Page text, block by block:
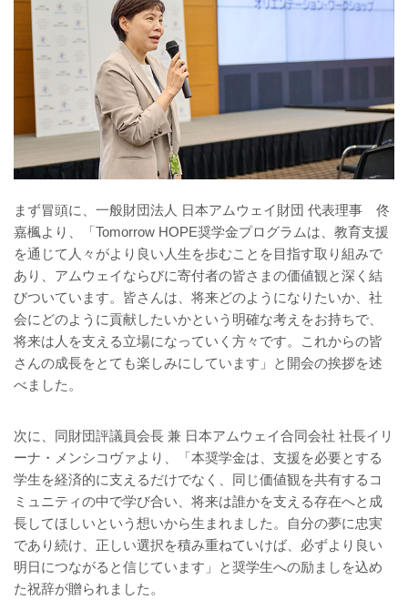
まず冒頭に、一般財団法人 日本アムウェイ財団 代表理事 佟
嘉楓より、「Tomorrow HOPE奨学金プログラムは、教育支援
を通じて人々がより良い人生を歩むことを目指す取り組みで
あり、アムウェイならびに寄付者の皆さまの価値観と深く結
びついています。皆さんは、将来どのようになりたいか、社
会にどのように貢献したいかという明確な考えをお持ちで、
将来は人を支える立場になっていく方々です。これからの皆
さんの成長をとても楽しみにしています」と開会の挨拶を述
べました。
次に、同財団評議員会長 兼 日本アムウェイ合同会社 社長イリ
ーナ・メンシコヴァより、「本奨学金は、支援を必要とする
学生を経済的に支えるだけでなく、同じ価値観を共有するコ
ミュニティの中で学び合い、将来は誰かを支える存在へと成
長してほしいという想いから生まれました。自分の夢に忠実
であり続け、正しい選択を積み重ねていけば、必ずより良い
明日につながると信じています」と奨学生への励ましを込め
た祝辞が贈られました。